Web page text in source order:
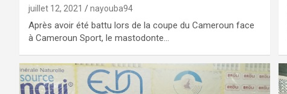
juillet 12, 2021 nayouba94
Après avoir été battu lors de la coupe du Cameroun face
à Cameroun Sport, le mastodonte…